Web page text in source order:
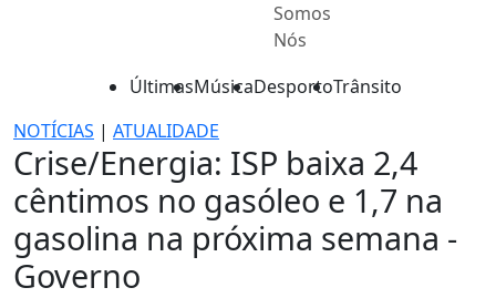
Somos
Nós
ÚltimasMúsicaDesportoTrânsito
NOTÍCIAS | ATUALIDADE
Crise/Energia: ISP baixa 2,4
cêntimos no gasóleo e 1,7 na
gasolina na próxima semana -
Governo